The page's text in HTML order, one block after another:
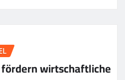
wirtschaftliche